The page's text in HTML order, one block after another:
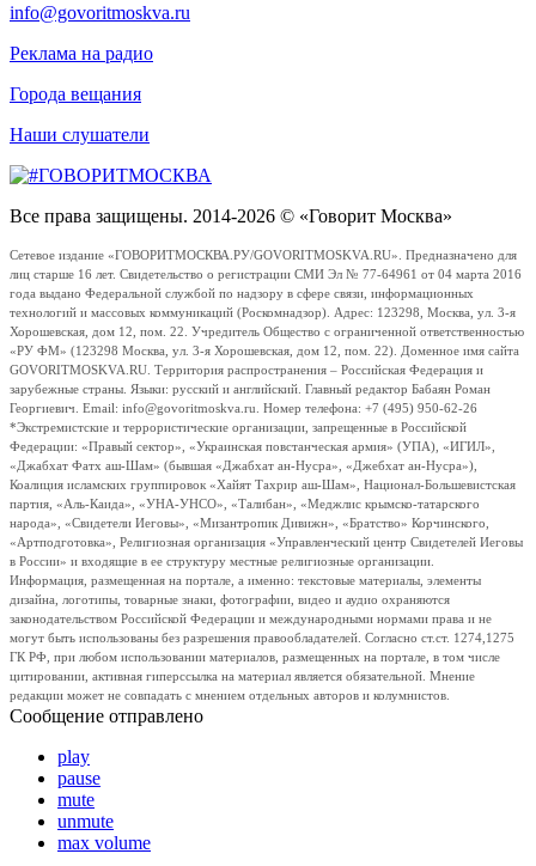
info@govoritmoskva.ru
Реклама на радио
Города вещания
Наши слушатели
Все права защищены. 2014-2026 © «Говорит Москва»
Сетевое издание «ГОВОРИТМОСКВА.РУ/GOVORITMOSKVA.RU». Предназначено для
лиц старше 16 лет. Свидетельство о регистрации СМИ Эл № 77-64961 от 04 марта 2016
года выдано Федеральной службой по надзору в сфере связи, информационных
технологий и массовых коммуникаций (Роскомнадзор). Адрес: 123298, Москва, ул. 3-я
Хорошевская, дом 12, пом. 22. Учредитель Общество с ограниченной ответственностью
«РУ ФМ» (123298 Москва, ул. 3-я Хорошевская, дом 12, пом. 22). Доменное имя сайта
GOVORITMOSKVA.RU. Территория распространения – Российская Федерация и
зарубежные страны. Языки: русский и английский. Главный редактор Бабаян Роман
Георгиевич. Email: info@govoritmoskva.ru. Номер телефона: +7 (495) 950-62-26
*Экстремистские и террористические организации, запрещенные в Российской
Федерации: «Правый сектор», «Украинская повстанческая армия» (УПА), «ИГИЛ»,
«Джабхат Фатх аш-Шам» (бывшая «Джабхат ан-Нусра», «Джебхат ан-Нусра»),
Коалиция исламских группировок «Хайят Тахрир аш-Шам», Национал-Большевистская
партия, «Аль-Каида», «УНА-УНСО», «Талибан», «Меджлис крымско-татарского
народа», «Свидетели Иеговы», «Мизантропик Дивижн», «Братство» Корчинского,
«Артподготовка», Религиозная организация «Управленческий центр Свидетелей Иеговы
в России» и входящие в ее структуру местные религиозные организации.
Информация, размещенная на портале, а именно: текстовые материалы, элементы
дизайна, логотипы, товарные знаки, фотографии, видео и аудио охраняются
законодательством Российской Федерации и международными нормами права и не
могут быть использованы без разрешения правообладателей. Согласно ст.ст. 1274,1275
ГК РФ, при любом использовании материалов, размещенных на портале, в том числе
цитировании, активная гиперссылка на материал является обязательной. Мнение
редакции может не совпадать с мнением отдельных авторов и колумнистов.
Сообщение отправлено
play
pause
mute
unmute
max volume